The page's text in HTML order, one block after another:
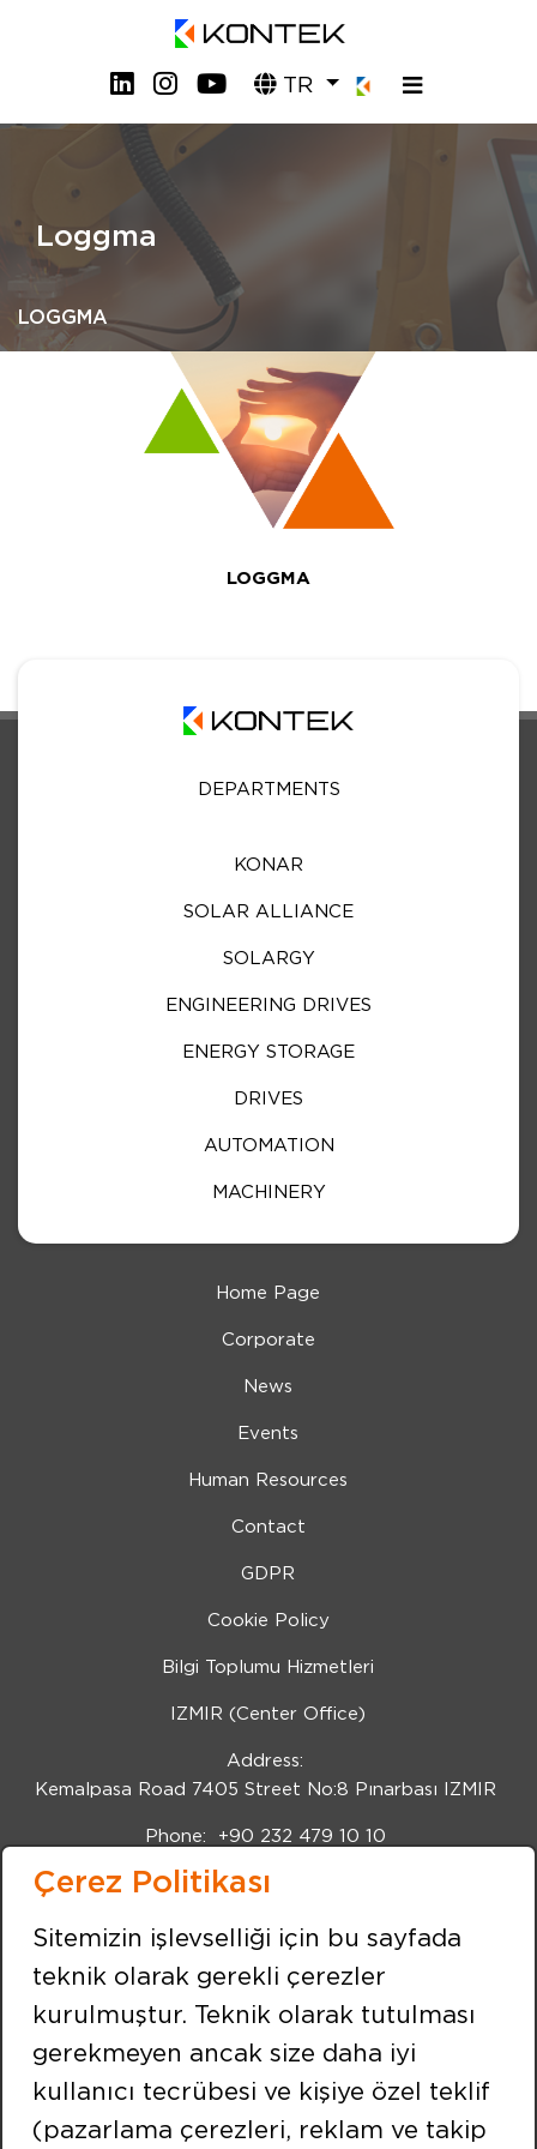
TR
Loggma
LOGGMA
LOGGMA
Çerez Politikası
Sitemizin işlevselliği için bu sayfada
teknik olarak gerekli çerezler
kurulmuştur. Teknik olarak tutulması
gerekmeyen ancak size daha iyi
kullanıcı tecrübesi ve kişiye özel teklif
(pazarlama çerezleri, reklam ve takip
DEPARTMENTS
KONAR
SOLAR ALLIANCE
SOLARGY
ENGINEERING DRIVES
ENERGY STORAGE
DRIVES
AUTOMATION
MACHINERY
Home Page
Corporate
News
Events
Human Resources
Contact
GDPR
Cookie Policy
Bilgi Toplumu Hizmetleri
IZMIR (Center Office)
Address:
Kemalpasa Road 7405 Street No:8 Pınarbası IZMIR
Phone: +90 232 479 10 10
Fax: +90 232 479 91 91
FOLLOW US
ISTANBUL
Address:
Neighbourhood of Merkez Efnan Street No:9
Cekmekoy / ISTANBUL